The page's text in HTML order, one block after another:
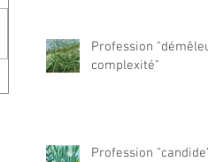
Profession
complexité"
Profession